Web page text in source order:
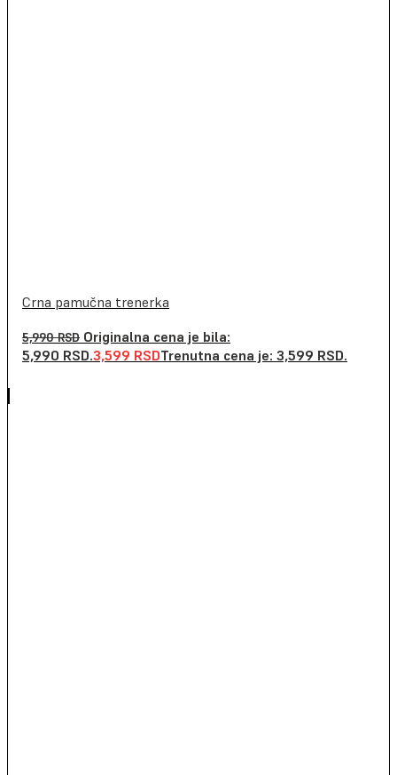
Crna pamučna trenerka
5,990RSD Originalna cena je bila:
5,990 RSD.3,599 RSDTrenutna cena je: 3,599 RSD.